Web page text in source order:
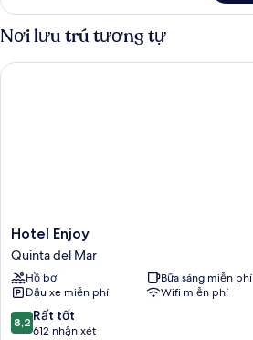
Phòng
Premium
Nơi lưu trú tương tự
Hotel
Enjoy
Quinta
del
Mar
Hotel Enjoy
Quinta del Mar
Hồ bơi
Bữa sáng miễn phí
Đậu xe miễn phí
Wifi miễn phí
8.2
trên
8,2 Rất tốt
612 nhận xét
Hotel Enjoy